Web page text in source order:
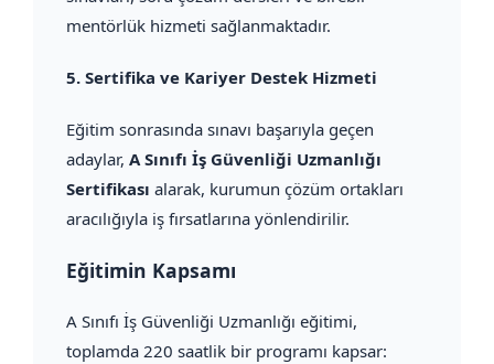
mentörlük hizmeti sağlanmaktadır.
5. Sertifika ve Kariyer Destek Hizmeti
Eğitim sonrasında sınavı başarıyla geçen
adaylar, A Sınıfı İş Güvenliği Uzmanlığı
Sertifikası alarak, kurumun çözüm ortakları
aracılığıyla iş fırsatlarına yönlendirilir.
Eğitimin Kapsamı
A Sınıfı İş Güvenliği Uzmanlığı eğitimi,
toplamda 220 saatlik bir programı kapsar: